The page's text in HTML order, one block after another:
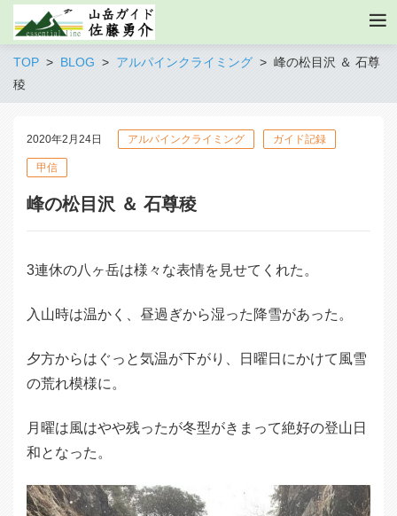
TOP BLOG アルパインクライミング
峰の松目沢 ＆ 石尊
稜
2020年2月24日 アルパインクライミング ガイド記録
甲信
峰の松目沢 ＆ 石尊稜
3連休の八ヶ岳は様々な表情を見せてくれた。
入山時は温かく、昼過ぎから湿った降雪があった。
夕方からはぐっと気温が下がり、日曜日にかけて風雪
の荒れ模様に。
月曜は風はやや残ったが冬型がきまって絶好の登山日
和となった。